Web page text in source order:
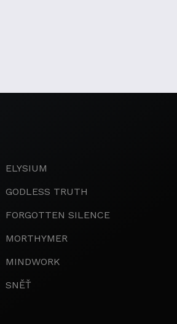
ELYSIUM
GODLESS TRUTH
FORGOTTEN SILENCE
MORTHYMER
MINDWORK
SNĚŤ